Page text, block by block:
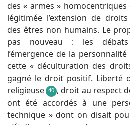
des « armes »
légitimée l’extension de
des êtres non humains. Le
pas nouveau : les débats
l’émergence de la
cette « déculturation des
gagné le droit positif. Liberté
religieuse 40 , droit au respect
ont été accordés à une
technique » dont on disait